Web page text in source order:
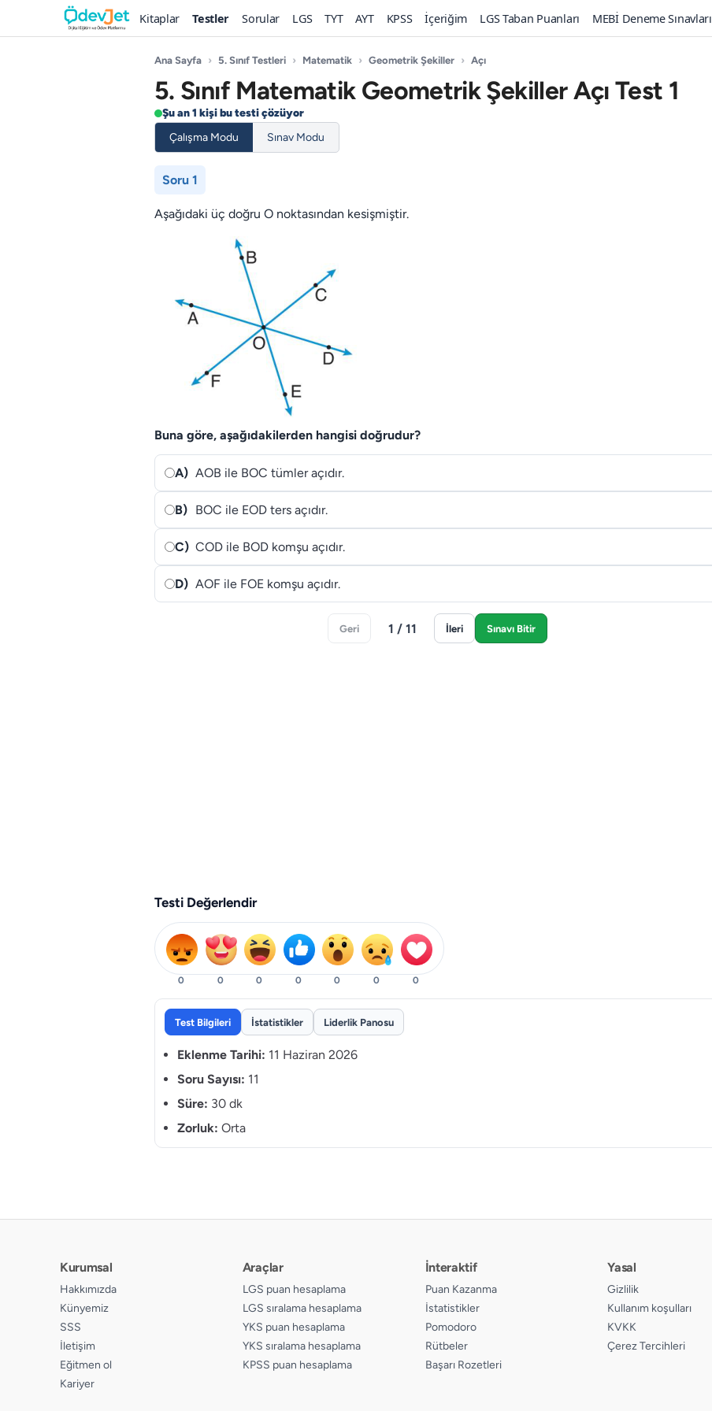
Kitaplar Testler Sorular LGS TYT AYT KPSS İçeriğim LGS Taban Puanları MEBİ Deneme Sınavları
Ana Sayfa › 5. Sınıf Testleri › Matematik › Geometrik Şekiller › Açı
5. Sınıf Matematik Geometrik Şekiller Açı Test 1
Şu an 1 kişi bu testi çözüyor
Çalışma Modu
Sınav Modu
Soru 1
Aşağıdaki üç doğru O noktasından kesişmiştir.
Buna göre, aşağıdakilerden hangisi doğrudur?
A) AOB ile BOC tümler açıdır.
B) BOC ile EOD ters açıdır.
C) COD ile BOD komşu açıdır.
D) AOF ile FOE komşu açıdır.
Geri 1 / 11 İleri Sınavı Bitir
Testi Değerlendir
0 0 0 0 0 0 0
Test Bilgileri İstatistikler Liderlik Panosu
Eklenme Tarihi: 11 Haziran 2026
Soru Sayısı: 11
Süre: 30 dk
Zorluk: Orta
Kurumsal
Hakkımızda
Künyemiz
SSS
İletişim
Eğitmen ol
Kariyer
Araçlar
LGS puan hesaplama
LGS sıralama hesaplama
YKS puan hesaplama
YKS sıralama hesaplama
KPSS puan hesaplama
İnteraktif
Puan Kazanma
İstatistikler
Pomodoro
Rütbeler
Başarı Rozetleri
Yasal
Gizlilik
Kullanım koşulları
KVKK
Çerez Tercihleri